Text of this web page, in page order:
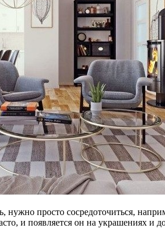
просто сосредоточиться,
и появляется он на украшениях и